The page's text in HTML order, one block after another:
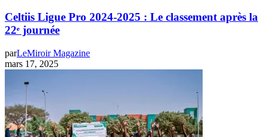
Celtiis Ligue Pro 2024-2025 : Le classement après la
22ᵉ journée
parLeMiroir Magazine
mars 17, 2025